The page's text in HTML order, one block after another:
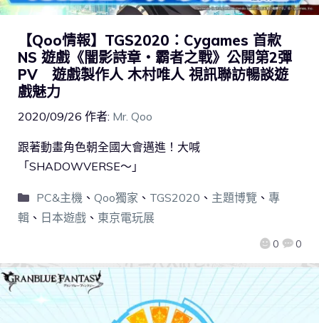
【Qoo情報】TGS2020：Cygames 首款
NS 遊戲《闇影詩章‧霸者之戰》公開第2彈
PV 遊戲製作人 木村唯人 視訊聯訪暢談遊
戲魅力
2020/09/26 作者: Mr. Qoo
0 0
跟著動畫角色朝全國大會邁進！大喊
「SHADOWVERSE～」
PC&主機、 Qoo獨家 、 TGS2020 、 主題博覽 、 專
輯 、 日本遊戲 、 東京電玩展